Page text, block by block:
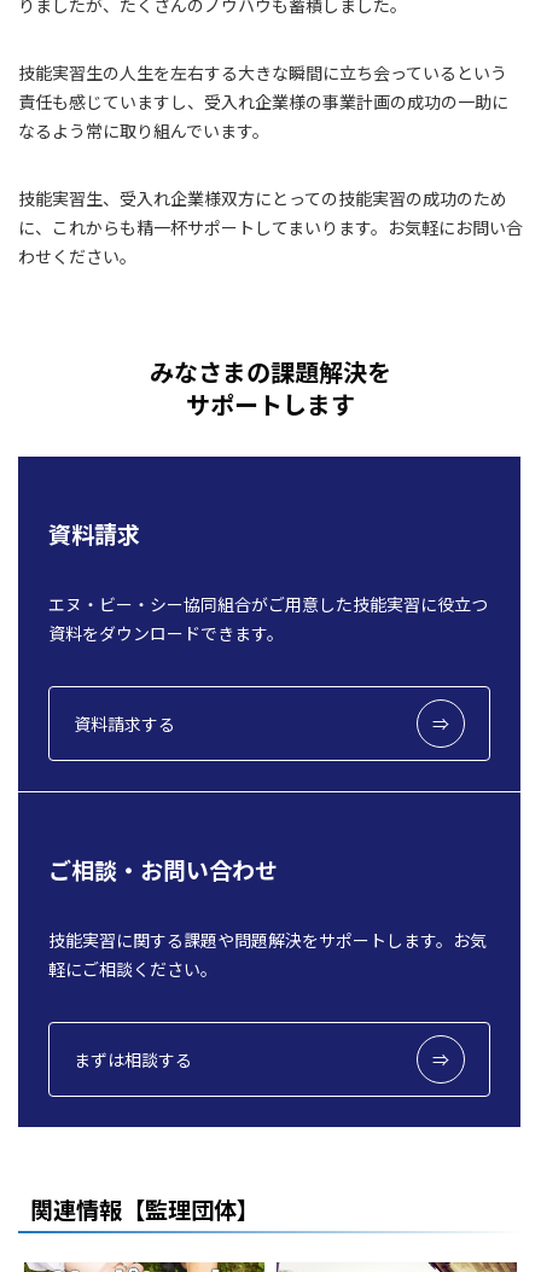
りましたが、たくさんのノウハウも蓄積しました。
技能実習生の人生を左右する大きな瞬間に立ち会っているという
責任も感じていますし、受入れ企業様の事業計画の成功の一助に
なるよう常に取り組んでいます。
技能実習生、受入れ企業様双方にとっての技能実習の成功のため
に、これからも精一杯サポートしてまいります。お気軽にお問い合
わせください。
みなさまの課題解決を
サポートします
資料請求
エヌ・ビー・シー協同組合がご用意した技能実習に役立つ
資料をダウンロードできます。
資料請求する
ご相談・お問い合わせ
技能実習に関する課題や問題解決をサポートします。お気
軽にご相談ください。
まずは相談する
関連情報【監理団体】